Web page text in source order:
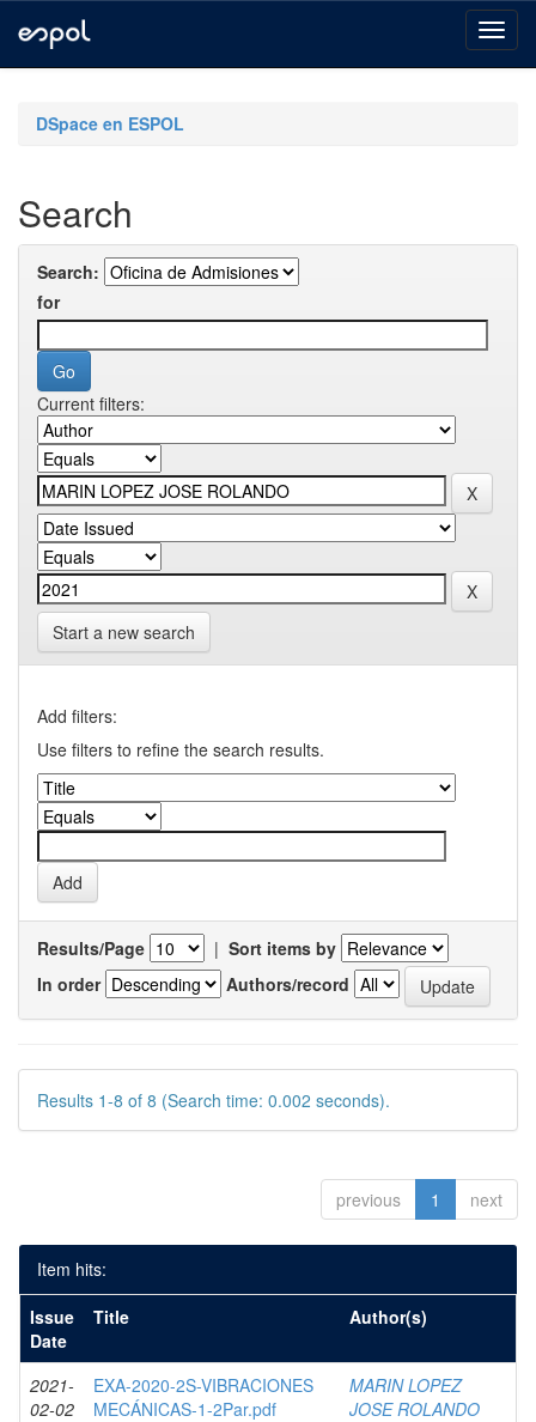
navigationDSpace en ESPOL
Search
Search:
for
Current filters:
Start a new search
Add filters:
Use filters to refine the search results.
Results/Page | Sort items by
In order
Authors/record
Results 1-8 of 8 (Search time: 0.002 seconds).
previous 1 next
Item hits:
Issue
Date
Title Author(s)
2021-
02-02
EXA-2020-2S-VIBRACIONES
MECÁNICAS-1-2Par.pdf
MARIN LOPEZ
JOSE ROLANDO